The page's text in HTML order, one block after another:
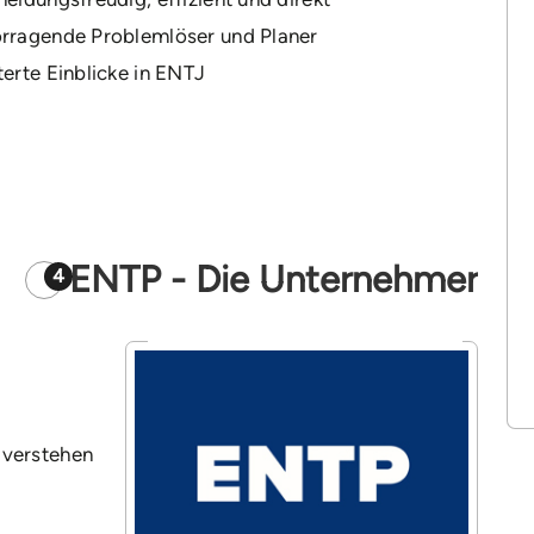
Problemlöser und Planer
Einblicke in ENTJ
4 ENTP - Die Unternehmer